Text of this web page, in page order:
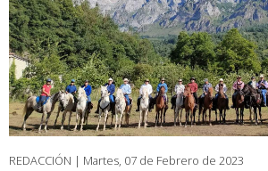
REDACCIÓN | Martes, 07 de Febrero de 2023